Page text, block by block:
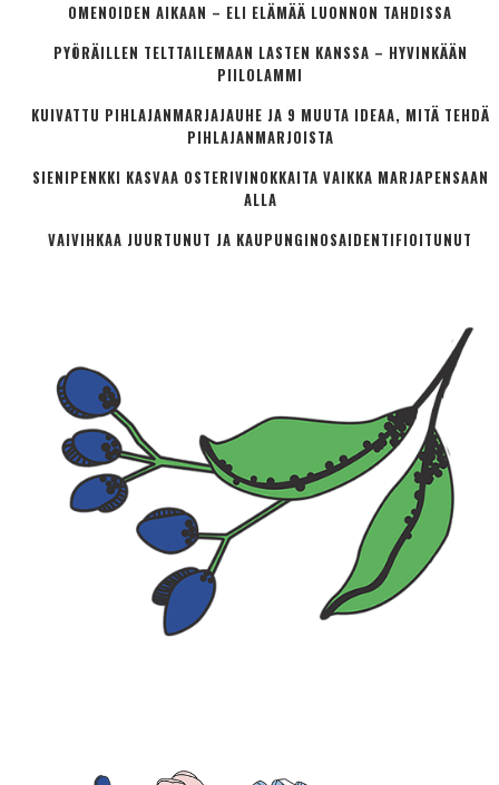
OMENOIDEN AIKAAN – ELI ELÄMÄÄ LUONNON TAHDISSA
PYÖRÄILLEN TELTTAILEMAAN LASTEN KANSSA – HYVINKÄÄN
PIILOLAMMI
KUIVATTU PIHLAJANMARJAJAUHE JA 9 MUUTA IDEAA, MITÄ TEHDÄ
PIHLAJANMARJOISTA
SIENIPENKKI KASVAA OSTERIVINOKKAITA VAIKKA MARJAPENSAAN
ALLA
VAIVIHKAA JUURTUNUT JA KAUPUNGINOSA­IDENTIFIOITUNUT